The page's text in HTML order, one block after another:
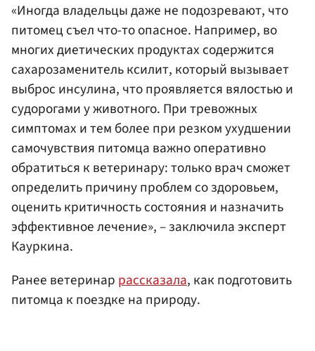
«Иногда владельцы даже не подозревают, что
питомец съел что-то опасное. Например, во
многих диетических продуктах содержится
сахарозаменитель ксилит, который вызывает
выброс инсулина, что проявляется вялостью и
судорогами у животного. При тревожных
симптомах и тем более при резком ухудшении
самочувствия питомца важно оперативно
обратиться к ветеринару: только врач сможет
определить причину проблем со здоровьем,
оценить критичность состояния и назначить
эффективное лечение», – заключила эксперт
Кауркина.
Ранее ветеринар рассказала, как подготовить
питомца к поездке на природу.